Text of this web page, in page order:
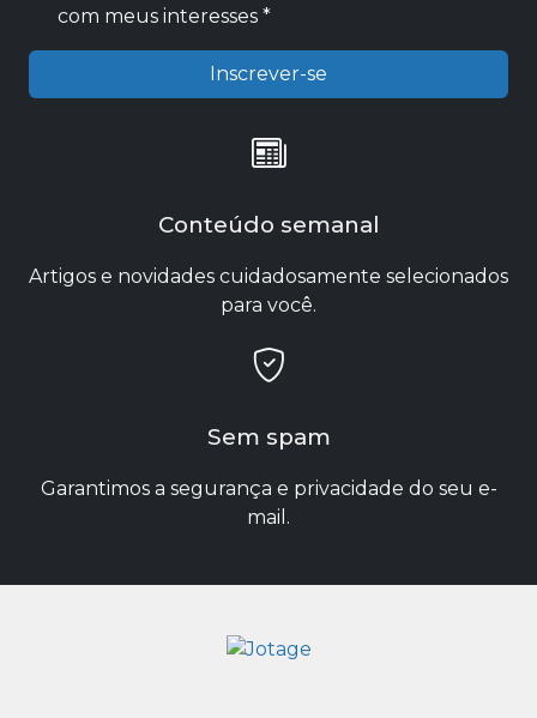
com meus interesses *
Inscrever-se
Conteúdo semanal
Artigos e novidades cuidadosamente selecionados
para você.
Sem spam
Garantimos a segurança e privacidade do seu e-
mail.